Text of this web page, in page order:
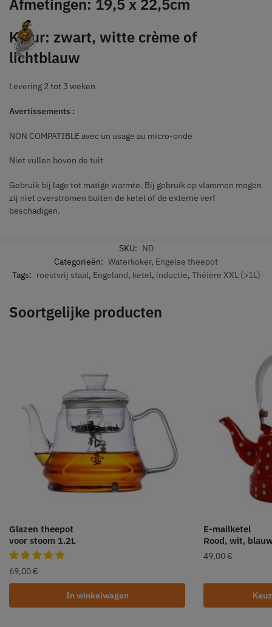
Afmetingen: 19,5 x 22,5cm
Kleur: zwart, witte crème of
lichtblauw
Levering 2 tot 3 weken
Avertissements :
NON COMPATIBLE avec un usage au micro-onde
Niet vullen boven de tuit
Gebruik bij lage tot matige warmte. Bij gebruik op vlammen mogen
zij niet overstromen buiten de ketel of de externe verf
beschadigen.
SKU: ND
Categorieën: Waterkoker, Engelse theepot
Tags: roestvrij staal, Engeland, ketel, inductie, Théière XXL (>1L)
Soortgelijke producten
Glazen theepot
voor stoom 1.2L
69,00 €
In winkelwagen
E-mailketel
Rood, wit,
49,00 €